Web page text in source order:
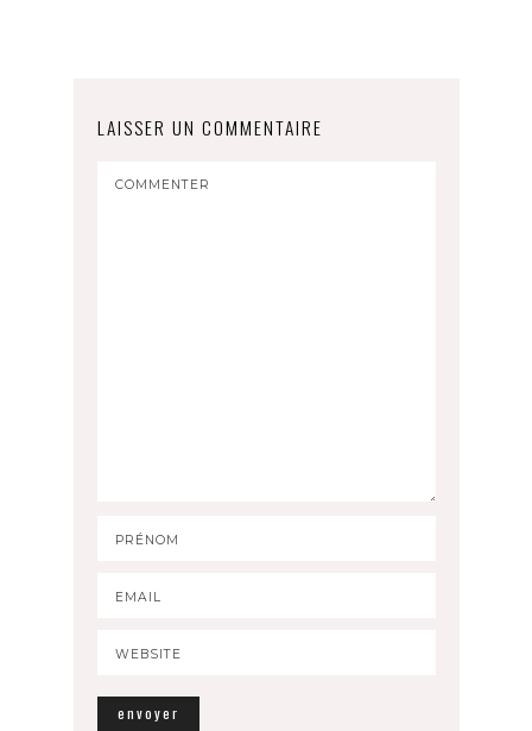
LAISSER UN COMMENTAIRE